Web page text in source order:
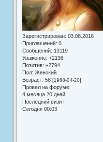
Зарегистрирован: 03.08.2016
Приглашений: 0
Сообщений: 13119
Уважение: +2136
Позитив: +2794
Пол: Женский
Возраст: 58 [1968-04-20]
Провел на форуме:
4 месяца 20 дней
Последний визит:
Сегодня 00:03